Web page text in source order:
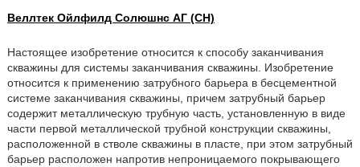
Веллтек Ойлфилд Солюшнс АГ (CH)
Настоящее изобретение относится к способу заканчивания
скважины для системы заканчивания скважины. Изобретение
относится к применению затрубного барьера в бесцементной
системе заканчивания скважины, причем затрубный барьер
содержит металлическую трубную часть, установленную в виде
части первой металлической трубной конструкции скважины,
расположенной в стволе скважины в пласте, при этом затрубный
барьер расположен напротив непроницаемого покрывающего